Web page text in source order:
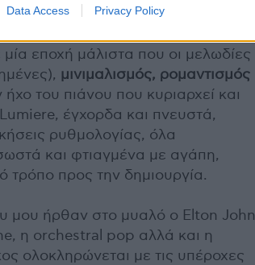
Data Access Privacy Policy
Καβάφη. Και αυτό που
εποχή μάλιστα που οι μελωδίες
μινιμαλισμός, ρομαντισμός
ήχο του πιάνου που κυριαρχεί και
Lumiere, έγχορδα και πνευστά,
ρυθμολογίας, όλα
και φτιαγμένα με αγάπη,
τρόπο προς την δημιουργία.
μου ήρθαν στο μυαλό ο Elton John
η orchestral pop αλλά και η
ολοκληρώνεται με τις υπέροχες